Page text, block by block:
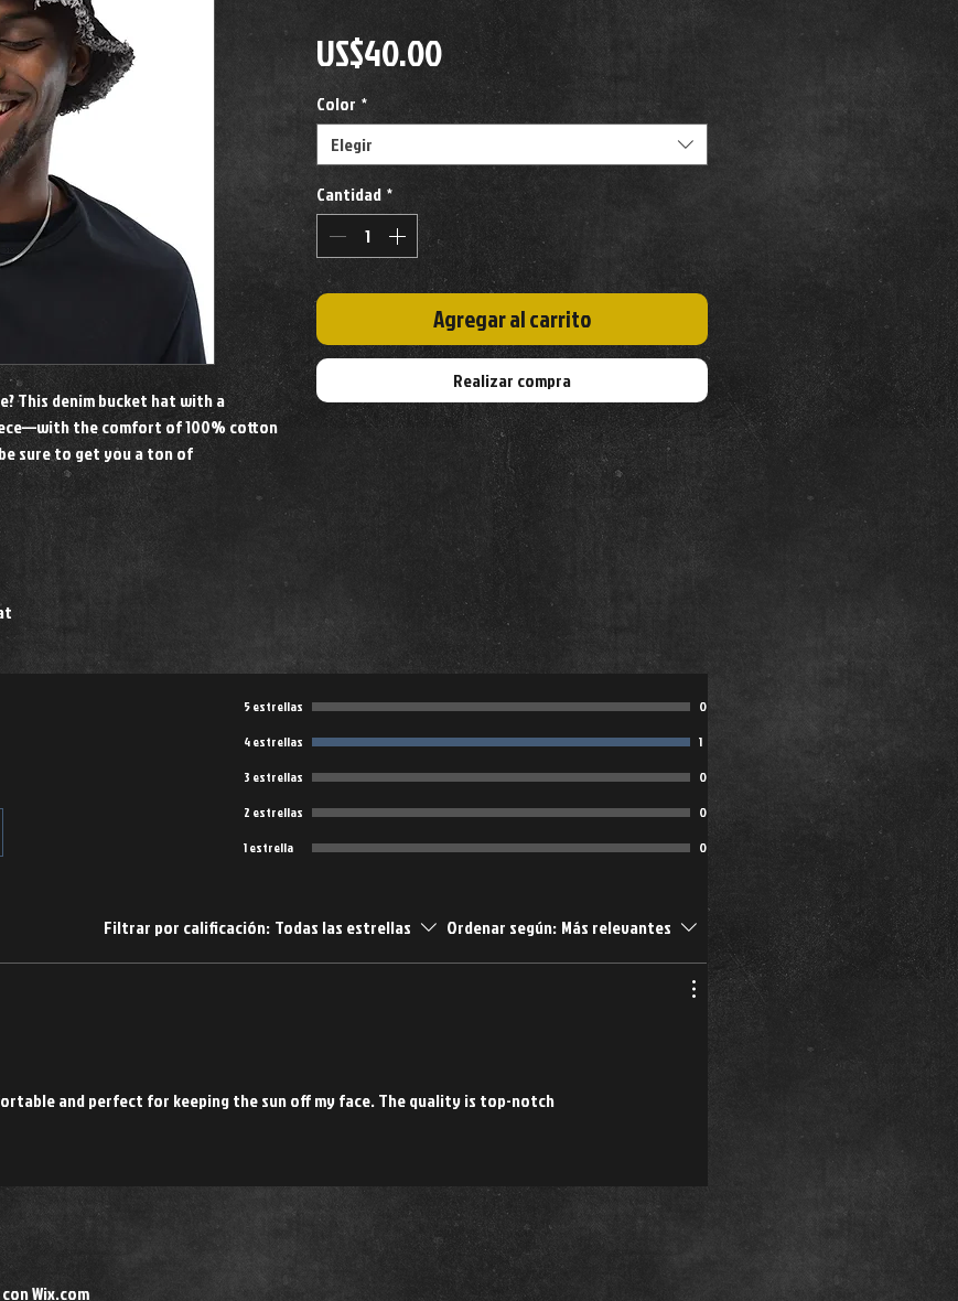
This denim bucket hat with a
the comfort of 100% cotton
sure to get you a ton of
US$40.00Precio
Color *
Elegir
Cantidad *
Agregar al carrito
Realizar compra
5 estrellas
0
4 estrellas
1
3 estrellas
0
2 estrellas
0
1 estrella
0
Filtrar por calificación: Todas las estrellas Ordenar según: Más relevantes
and perfect for keeping the sun off my face. The quality is top-notch
Wix.com